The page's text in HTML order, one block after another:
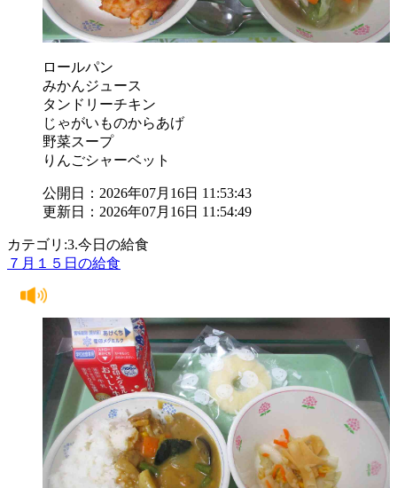
ロールパン
みかんジュース
タンドリーチキン
じゃがいものからあげ
野菜スープ
りんごシャーベット
公開日：2026年07月16日 11:53:43
更新日：2026年07月16日 11:54:49
カテゴリ:3.今日の給食
７月１５日の給食